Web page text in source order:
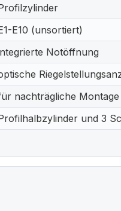
E10 (unsortiert)
Notöffnung
nachträgliche Montage
und 3